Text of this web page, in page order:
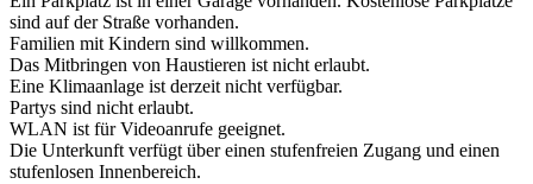
sind auf der Straße vorhanden.
Familien mit Kindern sind willkommen.
Das Mitbringen von Haustieren ist nicht erlaubt.
Eine Klimaanlage ist derzeit nicht verfügbar.
Partys sind nicht erlaubt.
WLAN ist für Videoanrufe geeignet.
Die Unterkunft verfügt über einen stufenfreien Zugang und einen
stufenlosen Innenbereich.